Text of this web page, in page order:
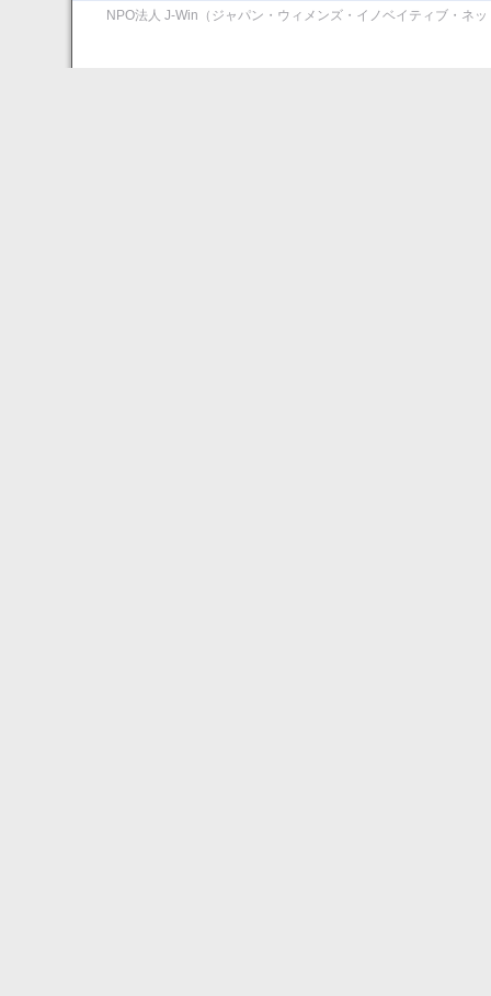
NPO法人 J-Win（ジャパン・ウィメンズ・イノベイティブ・ネ